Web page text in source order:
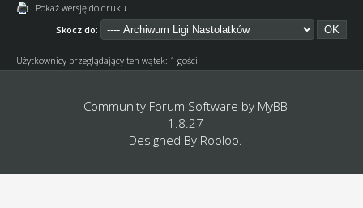
Pokaż wersję do druku
Skocz do:
Użytkownicy przeglądający ten wątek: 1 gości
Community Forum Software by MyBB
1.8.27
Designed By Rooloo